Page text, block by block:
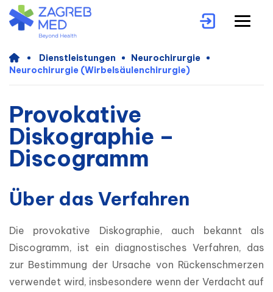
Dienstleistungen
Neurochirurgie
Neurochirurgie (Wirbelsäulenchirurgie)
Provokative
Diskographie –
Discogramm
Über das Verfahren
Die provokative Diskographie, auch bekannt als
Discogramm, ist ein diagnostisches Verfahren, das
zur Bestimmung der Ursache von Rückenschmerzen
verwendet wird, insbesondere wenn der Verdacht auf